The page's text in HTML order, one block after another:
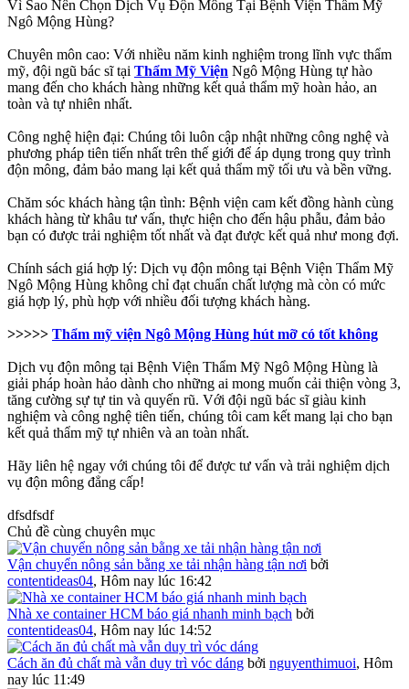
Vì Sao Nên Chọn Dịch Vụ Độn Mông Tại Bệnh Viện Thẩm Mỹ
Ngô Mộng Hùng?
Chuyên môn cao: Với nhiều năm kinh nghiệm trong lĩnh vực thẩm
mỹ, đội ngũ bác sĩ tại Thẩm Mỹ Viện Ngô Mộng Hùng tự hào
mang đến cho khách hàng những kết quả thẩm mỹ hoàn hảo, an
toàn và tự nhiên nhất.
Công nghệ hiện đại: Chúng tôi luôn cập nhật những công nghệ và
phương pháp tiên tiến nhất trên thế giới để áp dụng trong quy trình
độn mông, đảm bảo mang lại kết quả thẩm mỹ tối ưu và bền vững.
Chăm sóc khách hàng tận tình: Bệnh viện cam kết đồng hành cùng
khách hàng từ khâu tư vấn, thực hiện cho đến hậu phẫu, đảm bảo
bạn có được trải nghiệm tốt nhất và đạt được kết quả như mong đợi.
Chính sách giá hợp lý: Dịch vụ độn mông tại Bệnh Viện Thẩm Mỹ
Ngô Mộng Hùng không chỉ đạt chuẩn chất lượng mà còn có mức
giá hợp lý, phù hợp với nhiều đối tượng khách hàng.
>>>>> Thẩm mỹ viện Ngô Mộng Hùng hút mỡ có tốt không
Dịch vụ độn mông tại Bệnh Viện Thẩm Mỹ Ngô Mộng Hùng là
giải pháp hoàn hảo dành cho những ai mong muốn cải thiện vòng 3,
tăng cường sự tự tin và quyến rũ. Với đội ngũ bác sĩ giàu kinh
nghiệm và công nghệ tiên tiến, chúng tôi cam kết mang lại cho bạn
kết quả thẩm mỹ tự nhiên và an toàn nhất.
Hãy liên hệ ngay với chúng tôi để được tư vấn và trải nghiệm dịch
vụ độn mông đẳng cấp!
dfsdfsdf
Chủ đề cùng chuyên mục
Vận chuyển nông sản bằng xe tải nhận hàng tận nơi bởi
contentideas04, Hôm nay lúc 16:42
Nhà xe container HCM báo giá nhanh minh bạch bởi
contentideas04, Hôm nay lúc 14:52
Cách ăn đủ chất mà vẫn duy trì vóc dáng bởi nguyenthimuoi, Hôm
nay lúc 11:49